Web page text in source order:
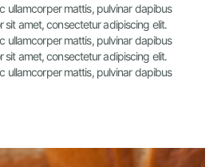
ullamcorper mattis, pulvinar dapibus
sit amet, consectetur adipiscing elit.
ullamcorper mattis, pulvinar dapibus
sit amet, consectetur adipiscing elit.
ullamcorper mattis, pulvinar dapibus